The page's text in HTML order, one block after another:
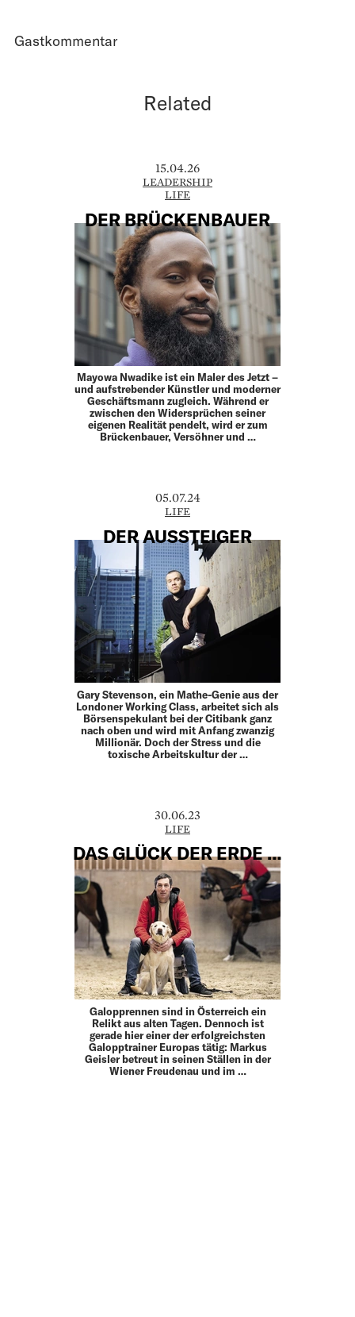
Gastkommentar
Related
15.04.26
LEADERSHIP
LIFE
DER BRÜCKENBAUER
Mayowa Nwadike ist ein Maler des Jetzt –
und aufstrebender Künstler und moderner
Geschäftsmann zugleich. Während er
zwischen den Widersprüchen seiner
eigenen Realität pendelt, wird er zum
Brückenbauer, Versöhner und …
05.07.24
LIFE
DER AUSSTEIGER
Gary Stevenson, ein Mathe-Genie aus der
Londoner Working Class, arbeitet sich als
Börsenspekulant bei der Citibank ganz
nach oben und wird mit Anfang zwanzig
Millionär. Doch der Stress und die
toxische Arbeitskultur der …
30.06.23
LIFE
DAS GLÜCK DER ERDE …
Galopprennen sind in Österreich ein
Relikt aus alten Tagen. Dennoch ist
gerade hier einer der erfolgreichsten
Galopptrainer Europas tätig: Markus
Geisler betreut in seinen Ställen in der
Wiener Freudenau und im …